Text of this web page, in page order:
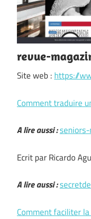
revue-
Site web : https://
Comment traduire
A lire aussi :
Ecrit par Ricardo
A lire aussi :
Comment faciliter